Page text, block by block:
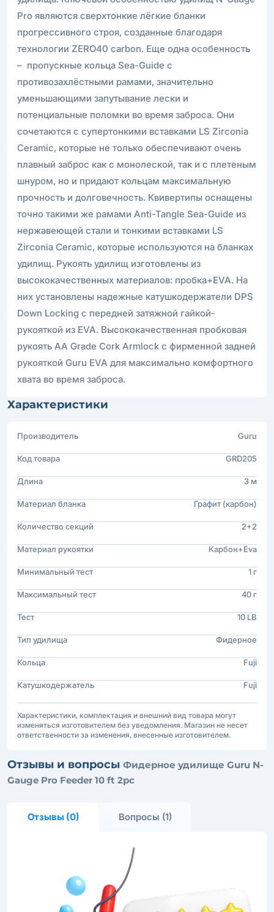
Pro являются сверхтонкие лёгкие бланки
прогрессивного строя, созданные благодаря
технологии ZERO40 carbon. Еще одна особенность
– пропускные кольца Sea-Guide с
противозахлёстными рамами, значительно
уменьшающими запутывание лески и
потенциальные поломки во время заброса. Они
сочетаются с супертонкими вставками LS Zirconia
Ceramic, которые не только обеспечивают очень
плавный заброс как с монолеской, так и с плетеным
шнуром, но и придают кольцам максимальную
прочность и долговечность. Квивертипы оснащены
точно такими же рамами Anti-Tangle Sea-Guide из
нержавеющей стали и тонкими вставками LS
Zirconia Ceramic, которые используются на бланках
удилищ. Рукоять удилищ изготовлены из
высококачественных материалов: пробка+EVA. На
них установлены надежные катушкодержатели DPS
Down Locking с передней затяжной гайкой-
рукояткой из EVA. Высококачественная пробковая
рукоять AA Grade Cork Armlock с фирменной задней
рукояткой Guru EVA для максимально комфортного
хвата во время заброса.
Характеристики
Производитель Guru
Код товара GRD205
Длина 3 м
Материал бланка Графит (карбон)
Количество секций 2+2
Материал рукоятки Карбон+Eva
Минимальный тест 1 г
Максимальный тест 40 г
Тест 10 LB
Тип удилища Фидерное
Кольца Fuji
Катушкодержатель Fuji
Характеристики, комплектация и внешний вид товара могут
изменяться изготовителем без уведомления. Магазин не несет
ответственности за изменения, внесенные изготовителем.
Отзывы и вопросы Фидерное удилище Guru N-
Gauge Pro Feeder 10 ft 2pc
Отзывы (0) Вопросы (1)